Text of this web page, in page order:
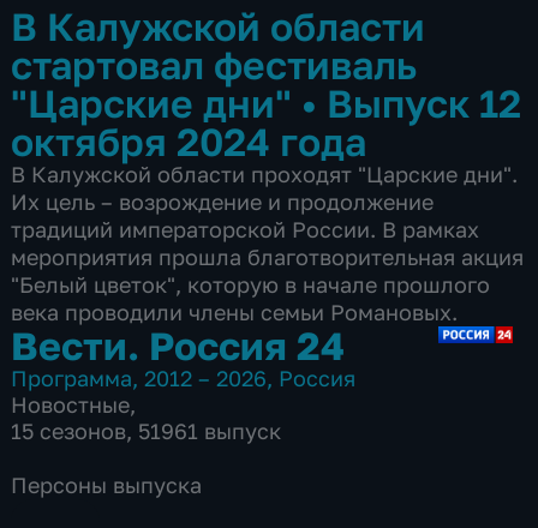
В Калужской области
стартовал фестиваль
"Царские дни" • Выпуск 12
октября 2024 года
В Калужской области проходят "Царские дни".
Их цель – возрождение и продолжение
традиций императорской России. В рамках
мероприятия прошла благотворительная акция
"Белый цветок", которую в начале прошлого
века проводили члены семьи Романовых.
Вести. Россия 24
Программа, 2012 – 2026, Россия
Новостные,
15 сезонов, 51961 выпуск
Персоны выпуска